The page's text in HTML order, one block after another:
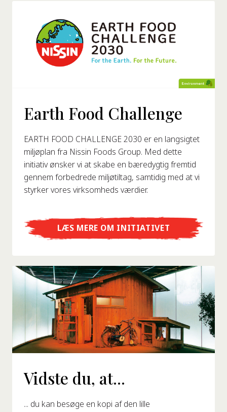
Earth Food Challenge
EARTH FOOD CHALLENGE 2030 er en langsigtet
miljøplan fra Nissin Foods Group. Med dette
initiativ ønsker vi at skabe en bæredygtig fremtid
gennem forbedrede miljøtiltag, samtidig med at vi
styrker vores virksomheds værdier.
LÆS MERE OM INITIATIVET
Vidste du, at...
... du kan besøge en kopi af den lille